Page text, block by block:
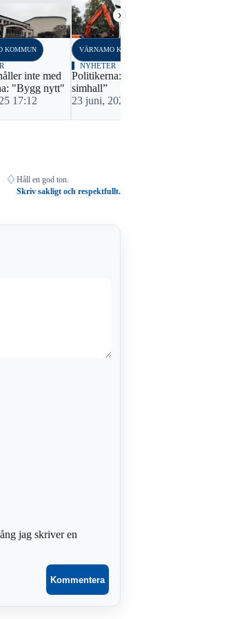
›
KOMMUN
inte med
"Bygg nytt"
17:12
VÄRNAMO KOMMUN
NYHETER
Politikerna: ”Satsa på ny
simhall”
23 juni, 2025 07:56
♢ Håll en god ton.
Skriv sakligt och respektfullt.
jag skriver en